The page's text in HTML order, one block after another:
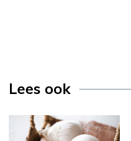
Lees ook